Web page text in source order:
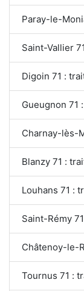
Paray-le-
Saint-Vallier
Digoin 71 :
Gueugnon 71
Charnay-lès-
Blanzy 71 :
Louhans 71 :
Saint-Rémy
Châtenoy-le-
Tournus 71 :